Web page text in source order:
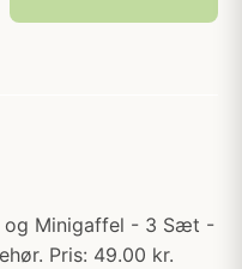
og Minigaffel - 3 Sæt -
Pris: 49.00 kr.